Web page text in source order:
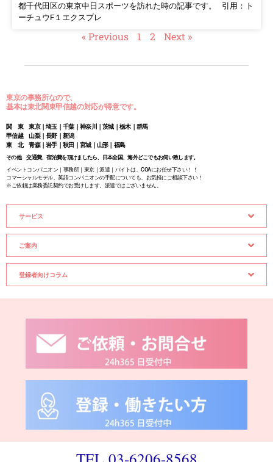
都千代田区の東京中日スポーツを訪れた時の記事です。 引用：ト
ーチュウF１エクスプレ
« Previous 1 2 Next »
東京の事務所なので、
基本は東北関東甲信越の対応が得意です。
関 東 東京｜埼玉｜千葉｜神奈川｜茨城｜栃木｜群馬
甲信越 山梨｜長野｜新潟
東 北 青森｜岩手｜秋田｜宮城｜山形｜福島
その他 交通費、宿泊費を頂けましたら、日本全国、海外どこでもお伺い致します。
イベントコンパニオン｜事務所｜東京｜派遣｜バイトは、COAにお任せ下さい！！
コマーシャルモデル、英語コンパニオンの手配についても、お気軽にご相談下さい！
※ご依頼は業務委託契約でお受けします。派遣ではございません。
サービス
ご案内
登録者向けコラム